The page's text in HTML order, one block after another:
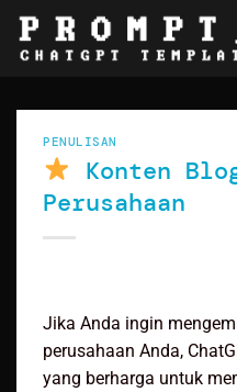
Skip
content
PENULISAN
Konten
Perusahaan
Jika Anda ingin
perusahaan Anda,
yang berharga untuk